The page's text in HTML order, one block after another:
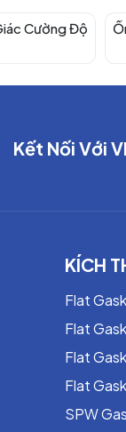
Cường Độ
Kết Nối Với
KÍCH
Flat
Flat
Flat
Flat
SPW